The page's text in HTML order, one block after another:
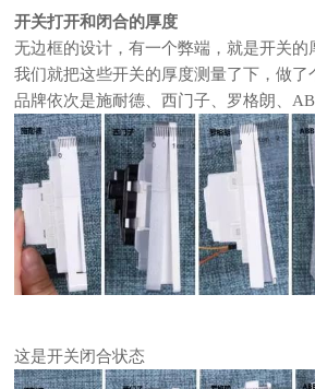
开关打开和闭合的厚度
无边框的设计，有一个弊端，就是开关的
我们就把这些开关的厚度测量了下，做了
品牌依次是施耐德、西门子、罗格朗、
这是开关闭合状态